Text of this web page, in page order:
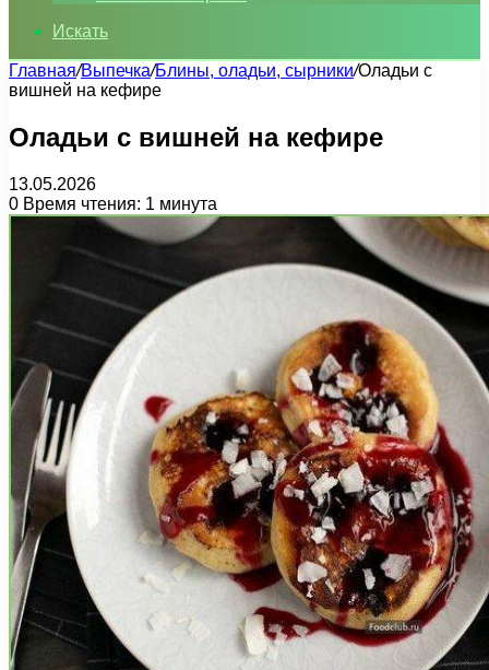
Искать
Главная/Выпечка/Блины, оладьи, сырники/Оладьи с
вишней на кефире
Оладьи с вишней на кефире
13.05.2026
0 Время чтения: 1 минута